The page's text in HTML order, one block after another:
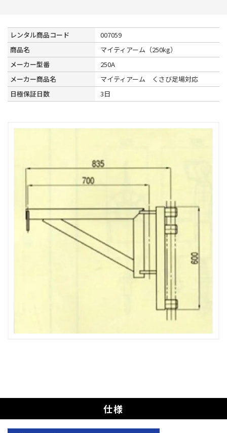
レンタル商品コード
007059
商品名
マイティアーム（250kg）
メーカー型番
250A
メーカー商品名
マイティアーム くさび足場対応
日極保証日数
3日
仕様